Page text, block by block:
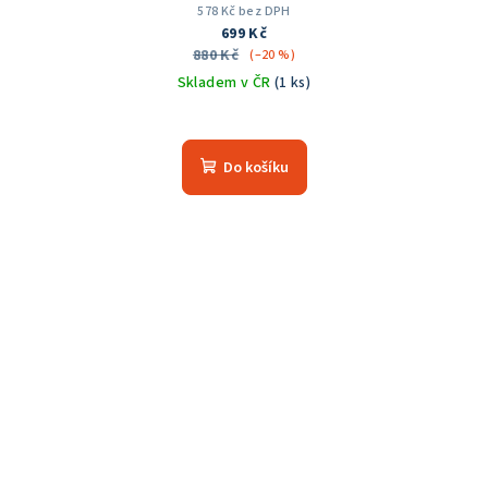
578 Kč bez DPH
699 Kč
880 Kč (–20 %)
Skladem v ČR (1 ks)
hodnocení
produktu
Do košíku